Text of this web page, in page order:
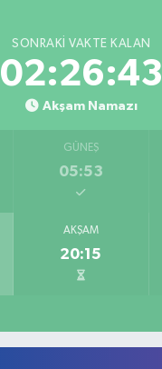
SONRAKI VAKTE KALAN
02:26:43
Akşam Namazı
GÜNEŞ
05:53
AKŞAM
20:15